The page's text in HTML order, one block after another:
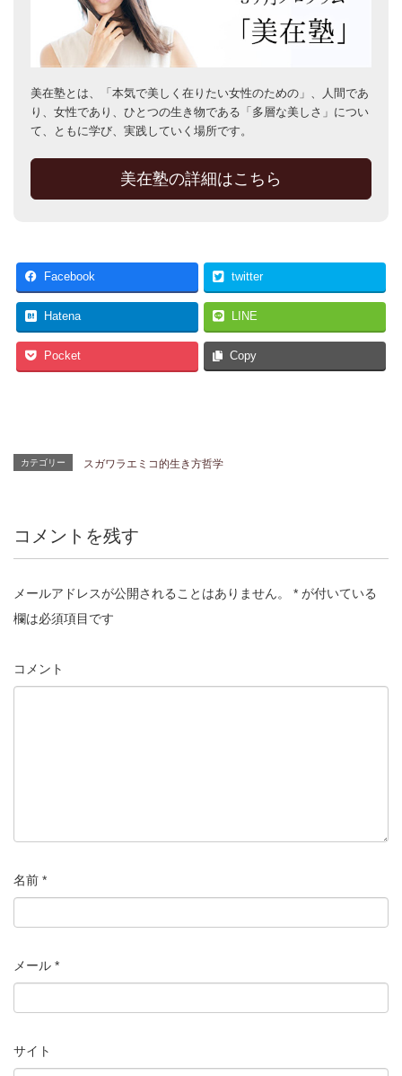
美在塾とは、「本気で美しく在りたい女性のための」、人間であ
り、女性であり、ひとつの生き物である「多層な美しさ」につい
て、ともに学び、実践していく場所です。
美在塾の詳細はこちら
Facebook twitter
Hatena LINE
Pocket Copy
カテゴリー スガワラエミコ的生き方哲学
コメントを残す
メールアドレスが公開されることはありません。 * が付いている
欄は必須項目です
コメント
名前 *
メール *
サイト